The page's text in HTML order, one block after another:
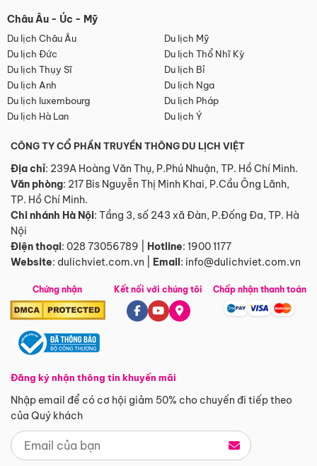
Châu Âu - Úc - Mỹ
Du lịch Châu Âu
Du lịch Mỹ
Du lịch Đức
Du lịch Thổ Nhĩ Kỳ
Du lịch Thụy Sĩ
Du lịch Bỉ
Du lịch Anh
Du lịch Nga
Du lịch luxembourg
Du lịch Pháp
Du lịch Hà Lan
Du lịch Ý
CÔNG TY CỔ PHẦN TRUYỀN THÔNG DU LỊCH VIỆT
Địa chỉ: 239A Hoàng Văn Thụ, P.Phú Nhuận, TP. Hồ Chí Minh.
Văn phòng: 217 Bis Nguyễn Thị Minh Khai, P.Cầu Ông Lãnh,
TP. Hồ Chí Minh.
Chi nhánh Hà Nội: Tầng 3, số 243 xã Đàn, P.Đống Đa, TP. Hà
Nội
Điện thoại: 028 73056789 Hotline: 1900 1177
Website: dulichviet.com.vn Email: info@dulichviet.com.vn
Chứng nhận
Đăng ký nhận thông tin khuyến mãi
Nhập email để có cơ hội giảm 50% cho chuyến đi tiếp theo
của Quý khách
Kết nối với chúng tôi Chấp nhận thanh toán